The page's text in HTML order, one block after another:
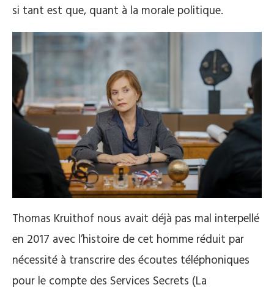
si tant est que, quant à la morale politique.
Thomas Kruithof nous avait déjà pas mal interpellé
en 2017 avec l’histoire de cet homme réduit par
nécessité à transcrire des écoutes téléphoniques
pour le compte des Services Secrets (La